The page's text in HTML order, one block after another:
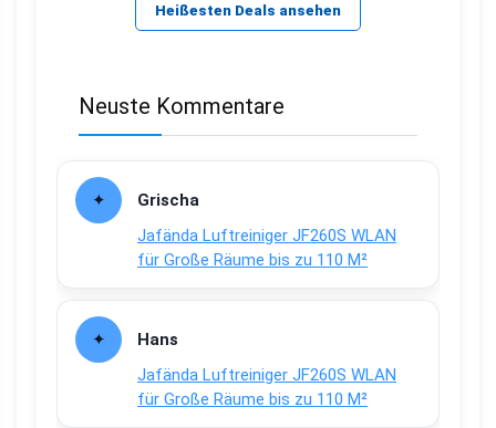
Heißesten Deals ansehen
Neuste Kommentare
Grischa
Jafända Luftreiniger JF260S WLAN
für Große Räume bis zu 110 M²
Hans
Jafända Luftreiniger JF260S WLAN
für Große Räume bis zu 110 M²